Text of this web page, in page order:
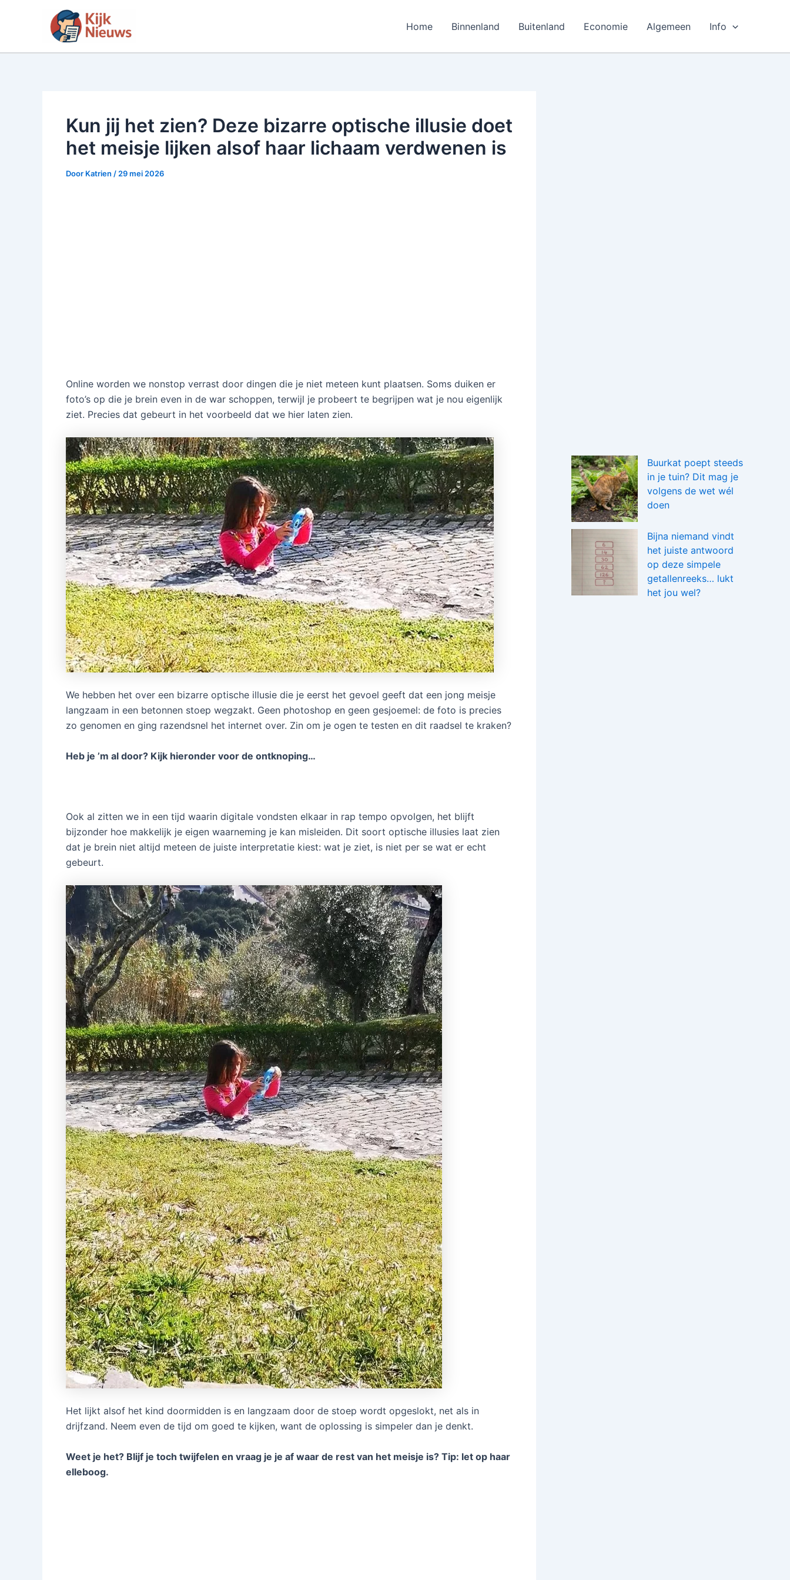
inhoud
Home Binnenland Buitenland Economie Algemeen Info
Kun jij het zien? Deze bizarre optische illusie doet
het meisje lijken alsof haar lichaam verdwenen is
Door Katrien / 29 mei 2026
Online worden we nonstop verrast door dingen die je niet meteen kunt plaatsen. Soms duiken er
foto’s op die je brein even in de war schoppen, terwijl je probeert te begrijpen wat je nou eigenlijk
ziet. Precies dat gebeurt in het voorbeeld dat we hier laten zien.
We hebben het over een bizarre optische illusie die je eerst het gevoel geeft dat een jong meisje
langzaam in een betonnen stoep wegzakt. Geen photoshop en geen gesjoemel: de foto is precies
zo genomen en ging razendsnel het internet over. Zin om je ogen te testen en dit raadsel te kraken?
Heb je ’m al door? Kijk hieronder voor de ontknoping…
Ook al zitten we in een tijd waarin digitale vondsten elkaar in rap tempo opvolgen, het blijft
bijzonder hoe makkelijk je eigen waarneming je kan misleiden. Dit soort optische illusies laat zien
dat je brein niet altijd meteen de juiste interpretatie kiest: wat je ziet, is niet per se wat er echt
gebeurt.
Het lijkt alsof het kind doormidden is en langzaam door de stoep wordt opgeslokt, net als in
drijfzand. Neem even de tijd om goed te kijken, want de oplossing is simpeler dan je denkt.
Weet je het? Blijf je toch twijfelen en vraag je je af waar de rest van het meisje is? Tip: let op haar
elleboog.
Buurkat poept steeds
in je tuin? Dit mag je
volgens de wet wél
doen
Bijna niemand vindt
het juiste antwoord
op deze simpele
getallenreeks… lukt
het jou wel?